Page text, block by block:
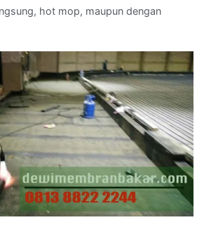
hot mop, maupun dengan